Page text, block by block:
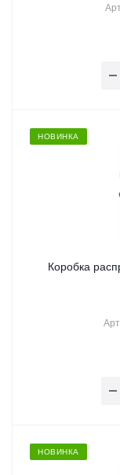
НОВИНКА
Коробка
НОВИНКА